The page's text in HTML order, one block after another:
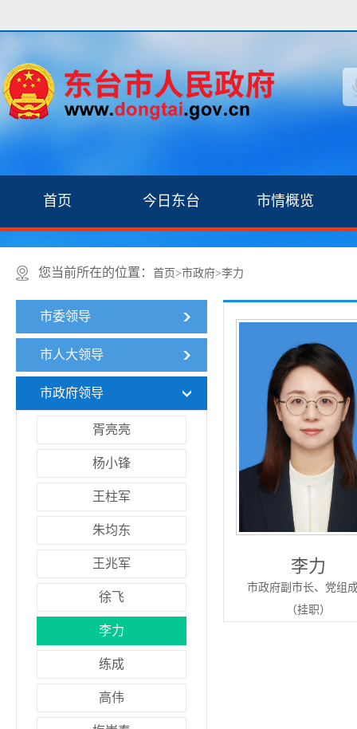
首页 今日东台 市情概览
您当前所在的位置： 首页>市政府>李力
市委领导
市人大领导
市政府领导
胥亮亮
杨小锋
王柱军
朱均东
王兆军
徐飞
李力
练成
高伟
李力
市政府副市长、党组
（挂职）